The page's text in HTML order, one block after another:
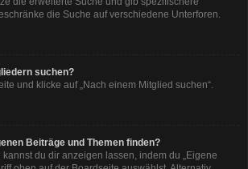
die Suche auf verschiedene Unterforen.
suchen?
und klicke auf „Nach einem Mitglied suchen“.
Beiträge und Themen finden?
du dir anzeigen lassen, indem du „Eigene